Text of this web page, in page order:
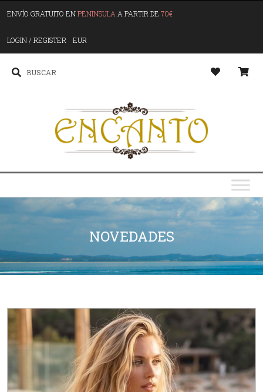
ENVÍO GRATUITO ENPENINSULA A PARTIR DE 70€
LOGIN / REGISTER EUR
NOVEDADES